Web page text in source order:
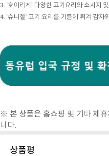
3. '호이리게' 다양한 고기요리와 소시
4. '슈니첼' 고기 요리를 기름에 튀겨 감
※ 본 상품은 홈쇼핑 및 기타 제
니다.
상품평